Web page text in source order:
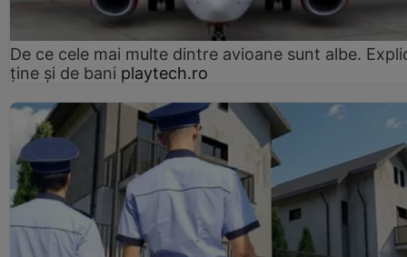
De ce cele mai multe dintre avioane sunt albe.
ține și de bani playtech.ro